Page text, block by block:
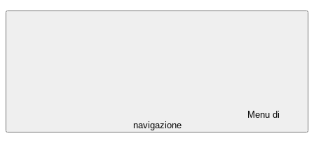
Menu di
navigazione